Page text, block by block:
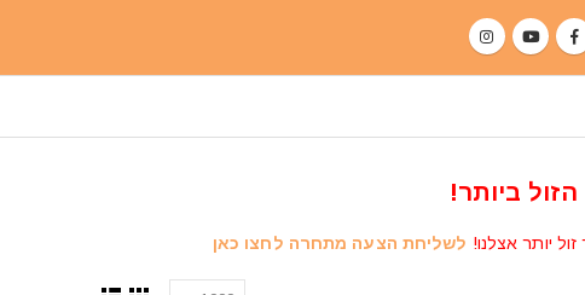
ביותר!
יותר אצלנו! לשליחת הצעה מתחרה לחצו כאן